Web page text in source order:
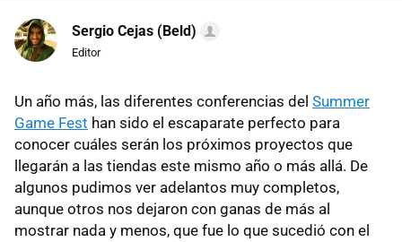
Sergio Cejas (Beld)
Editor
Un año más, las diferentes conferencias del Summer
Game Fest han sido el escaparate perfecto para
conocer cuáles serán los próximos proyectos que
llegarán a las tiendas este mismo año o más allá. De
algunos pudimos ver adelantos muy completos,
aunque otros nos dejaron con ganas de más al
mostrar nada y menos, que fue lo que sucedió con el